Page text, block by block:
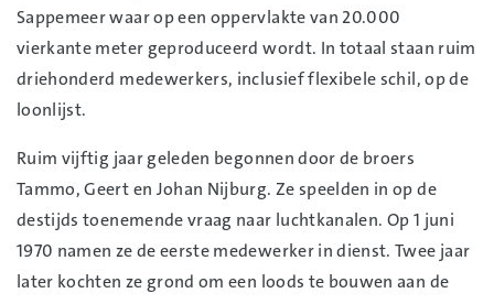
Sappemeer waar op een oppervlakte van 20.000
vierkante meter geproduceerd wordt. In totaal staan ruim
driehonderd medewerkers, inclusief flexibele schil, op de
loonlijst.
Ruim vijftig jaar geleden begonnen door de broers
Tammo, Geert en Johan Nijburg. Ze speelden in op de
destijds toenemende vraag naar luchtkanalen. Op 1 juni
1970 namen ze de eerste medewerker in dienst. Twee jaar
later kochten ze grond om een loods te bouwen aan de